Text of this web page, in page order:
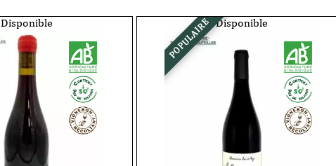
Disponible POPULAIRE Disponible